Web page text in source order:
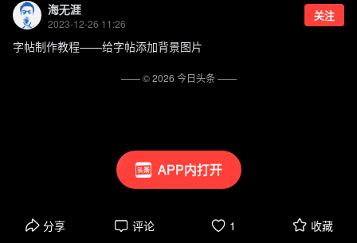
APP内打开
海无涯
2023-12-26 11:26
关注
字帖制作教程——给字帖添加背景图片
分享 评论 1 收藏
—— ©2026 今日头条——